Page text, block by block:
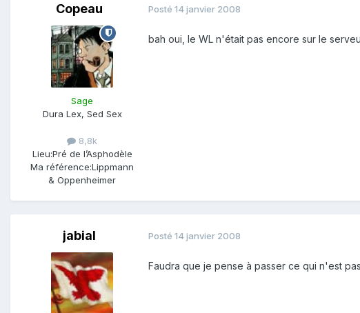
Copeau
Sage
Dura Lex, Sed Sex
8,8k
Lieu:Pré de l’Asphodèle
Ma référence:Lippmann
& Oppenheimer
Posté 14 janvier 2008
bah oui, le WL n'était pas encore sur le
jabial Posté 14 janvier 2008
Faudra que je pense à passer ce qui n'est